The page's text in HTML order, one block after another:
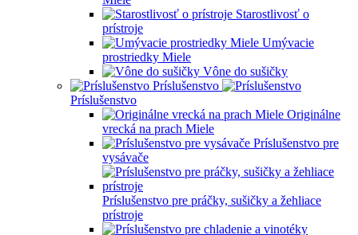
Starostlivosť o
prístroje
Umývacie
prostriedky Miele
Vône do sušičky
Príslušenstvo
Príslušenstvo
Originálne
vrecká na prach Miele
Príslušenstvo pre
vysávače
Príslušenstvo pre práčky, sušičky a žehliace
prístroje